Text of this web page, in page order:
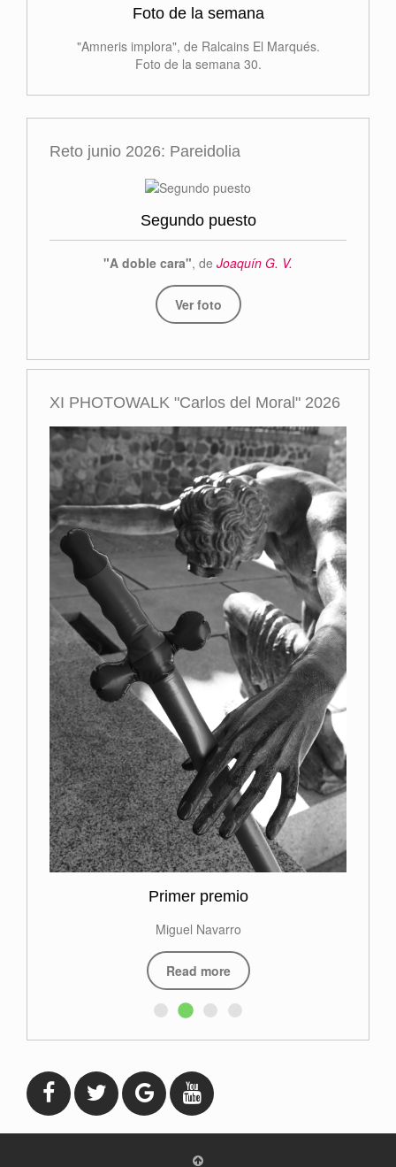
Foto de la semana
"Amneris implora", de Ralcains El Marqués.
Foto de la semana 30.
Reto junio 2026: Pareidolia
Segundo puesto
"A doble cara", de Joaquín G. V.
Ver foto
XI PHOTOWALK "Carlos del Moral" 2026
Primer premio
Miguel Navarro
Read more